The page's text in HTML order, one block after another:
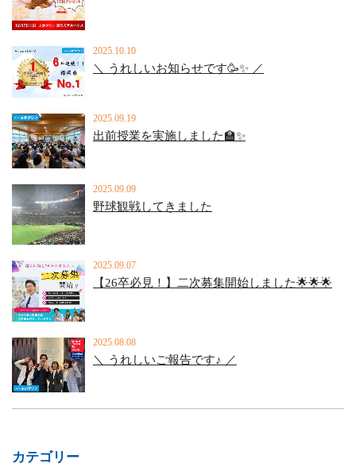
2025.10.10
＼ うれしいお知らせです🥳✨ ／
2025.09.19
出前授業を実施しました🏫✨
2025.09.09
野球観戦してきました
2025.09.07
【26卒必見！】二次募集開始しました🌟🌟🌟
2025.08.08
＼ うれしいご報告です♪ ／
カテゴリー